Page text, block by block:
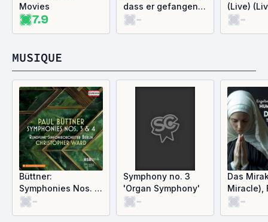
Movies
7.9
dass er gefangen
war-
(Live)
-
MUSIQUE
Büttner:
Symphonies Nos. 3
& 4-
Symphony no. 3
'Organ Symphony'
-
Das
Miracle),
Complete
-